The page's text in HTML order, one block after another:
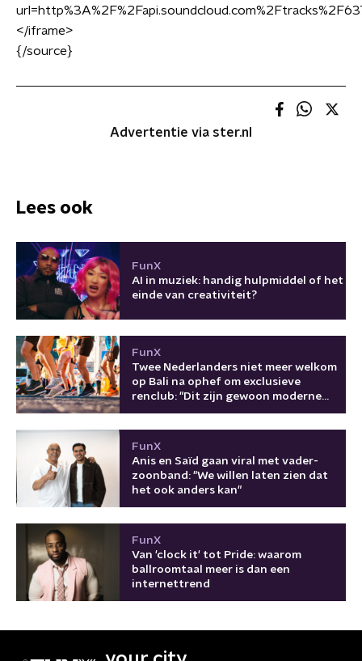
</iframe>
{/source}
Advertentie via ster.nl
Lees ook
FunX
AI in muziek: handig hulpmiddel of het
einde van creativiteit?
FunX
Twee Nederlanders niet meer welkom
op Bali na ophef om exclusieve
renclub: "Dit zijn gewoon moderne
FunX
Anis en Saïd gaan viral met vader-
zoonband: "We willen laten zien dat
het ook anders kan"
FunX
Van 'clock it' tot Pride: waarom
ballroomtaal meer is dan een
internettrend